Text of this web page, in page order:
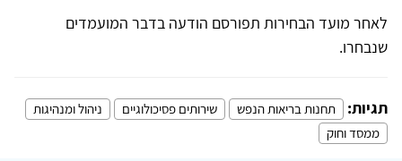
לאחר מועד הבחירות תפורסם הודעה בדבר המועמדים
שנבחרו.
תגיות: תחנות בריאות הנפש שירותים פסיכולוגיים
ניהול ומנהיגות
ממסד וחוק